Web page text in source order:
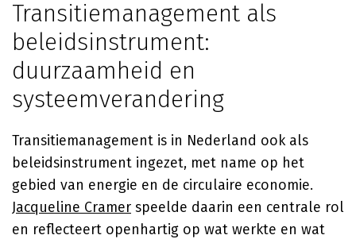
Transitiemanagement als
beleidsinstrument:
duurzaamheid en
systeemverandering
Transitiemanagement is in Nederland ook als
beleidsinstrument ingezet, met name op het
gebied van energie en de circulaire economie.
Jacqueline Cramer speelde daarin een centrale rol
en reflecteert openhartig op wat werkte en wat